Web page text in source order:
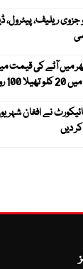
جزوی ریلیف،
میں آٹے کی قیمت
روپے تک مہنگا
نے افغان
دیں